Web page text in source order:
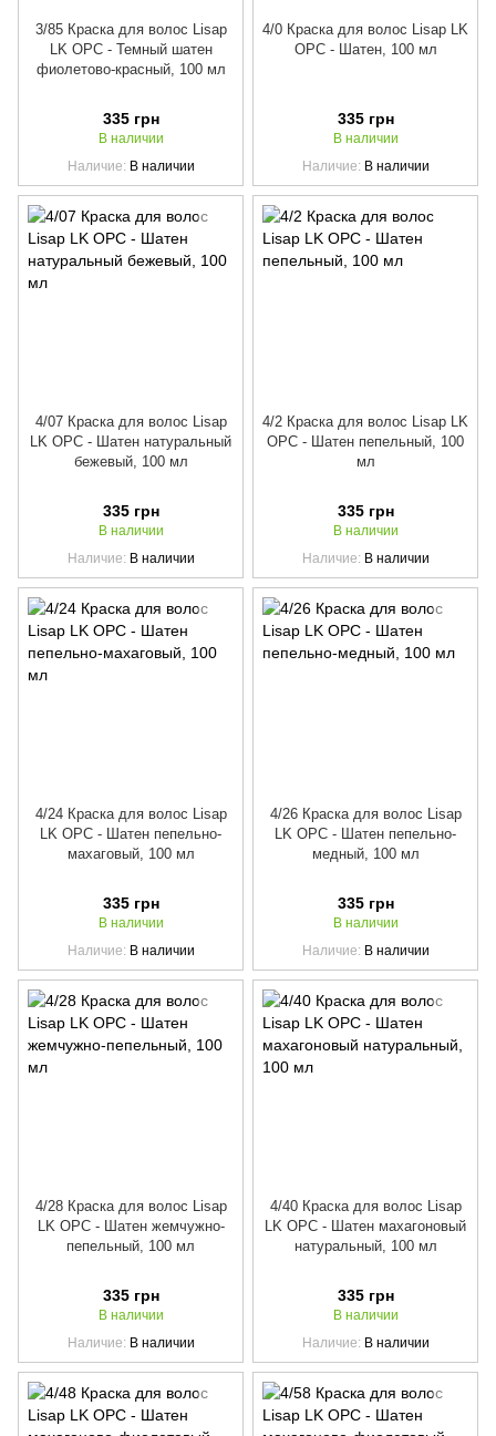
3/85 Краска для волос Lisap
LK OPC - Темный шатен
фиолетово-красный, 100 мл
335 грн
В наличии
Наличие В наличии
4/0 Краска для волос Lisap LK
OPC - Шатен, 100 мл
335 грн
В наличии
Наличие В наличии
4/07 Краска для волос Lisap
LK OPC - Шатен натуральный
бежевый, 100 мл
335 грн
В наличии
Наличие В наличии
4/2 Краска для волос Lisap LK
OPC - Шатен пепельный, 100
мл
335 грн
В наличии
Наличие В наличии
4/24 Краска для волос Lisap
LK OPC - Шатен пепельно-
махаговый, 100 мл
335 грн
В наличии
Наличие В наличии
4/26 Краска для волос Lisap
LK OPC - Шатен пепельно-
медный, 100 мл
335 грн
В наличии
Наличие В наличии
4/28 Краска для волос Lisap
LK OPC - Шатен жемчужно-
пепельный, 100 мл
335 грн
В наличии
Наличие В наличии
4/40 Краска для волос Lisap
LK OPC - Шатен махагоновый
натуральный, 100 мл
335 грн
В наличии
Наличие В наличии